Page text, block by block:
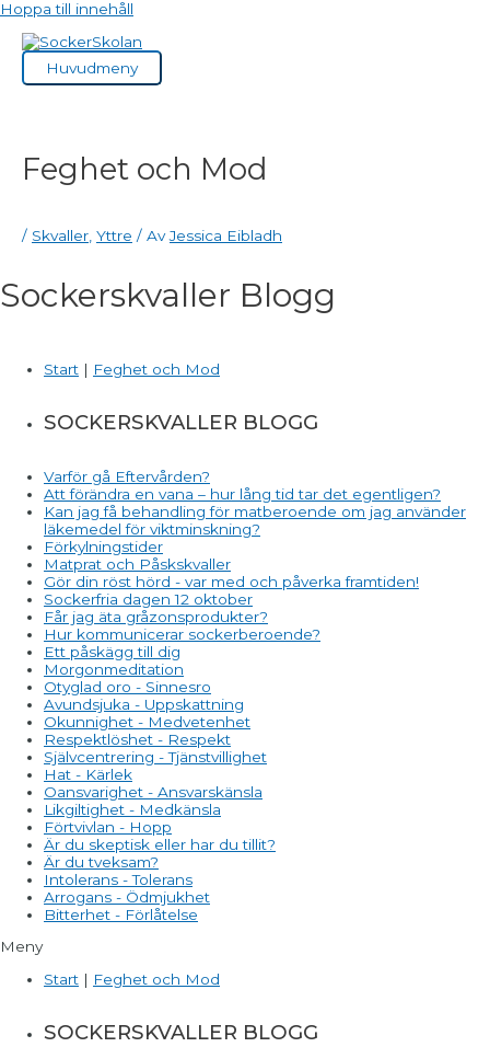
Hoppa till innehåll
Huvudmeny
Feghet och Mod
/ Skvaller Yttre / Av Jessica Eibladh
Sockerskvaller Blogg
Start | Feghet och Mod
SOCKERSKVALLER BLOGG
Varför gå Eftervården?
Att förändra en vana – hur lång tid tar det egentligen?
Kan jag få behandling för matberoende om jag använder
läkemedel för viktminskning?
Förkylningstider
Matprat och Påskskvaller
Gör din röst hörd - var med och påverka framtiden!
Sockerfria dagen 12 oktober
Får jag äta gråzonsprodukter?
Hur kommunicerar sockerberoende?
Ett påskägg till dig
Morgonmeditation
Otyglad oro - Sinnesro
Avundsjuka - Uppskattning
Okunnighet - Medvetenhet
Respektlöshet - Respekt
Självcentrering - Tjänstvillighet
Hat - Kärlek
Oansvarighet - Ansvarskänsla
Likgiltighet - Medkänsla
Förtvivlan - Hopp
Är du skeptisk eller har du tillit?
Är du tveksam?
Intolerans - Tolerans
Arrogans - Ödmjukhet
Bitterhet - Förlåtelse
Meny
Start | Feghet och Mod
SOCKERSKVALLER BLOGG